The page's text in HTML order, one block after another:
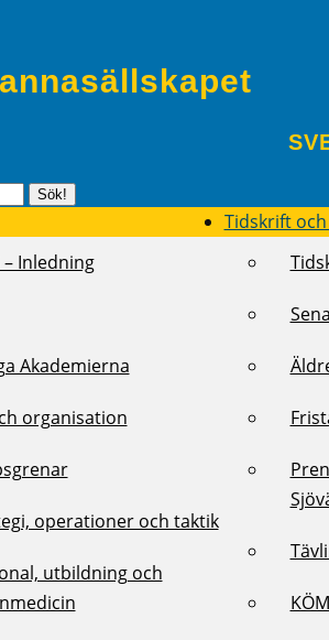
Sök!
– Inledning
Akademierna
organisation
operationer och taktik
utbildning och
Tidskrift